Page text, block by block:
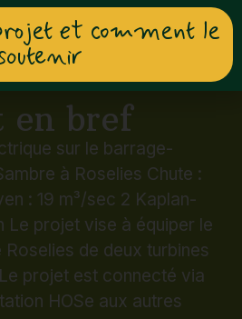
en bref
sur le barrage-
à Roselies Chute :
: 19 m³/sec 2 Kaplan-
Le projet vise à équiper le
de deux turbines
projet est connecté via
HOSe aux autres
et comment le